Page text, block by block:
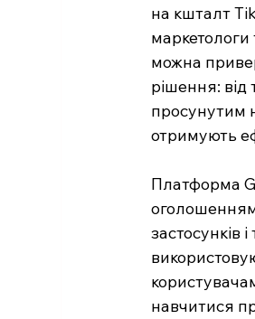
на кшталт
можна
рішення: від
просунутим
отримують
Платформа
застосунків
навчитися